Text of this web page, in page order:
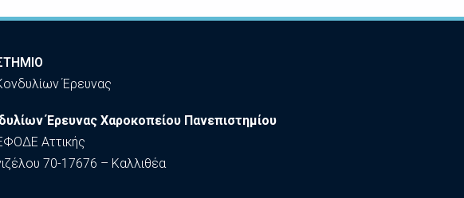
Έρευνας
Έρευνας Χαροκοπείου Πανεπιστημίου
Αττικής
70-17676 – Καλλιθέα